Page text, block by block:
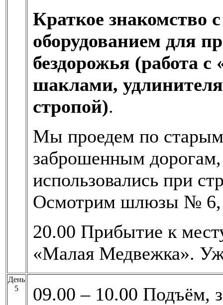
Краткое знакомство
оборудованием для
бездорожья (работа
шаклами,
стропой).
Мы проедем по
заброшенным дорогам,
использовались при
Осмотрим шлюзы № 6,
20.00 Прибытие к
«Малая Медвежка».
День
5
09.00 – 10.00 Подъём,